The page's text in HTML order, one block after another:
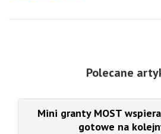
Polecane
Mini granty MOST
gotowe na